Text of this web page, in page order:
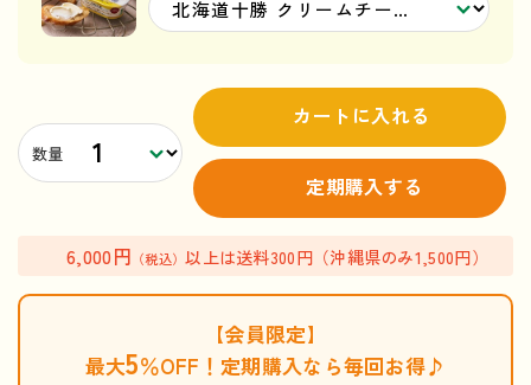
数量
カートに入れる
定期購入する
6,000円 （税込）以上は送料300円（沖縄県のみ1,500円）
【会員限定】
最大5％OFF！定期購入なら毎回お得♪